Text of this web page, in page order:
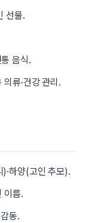
선물.
통 음식.
의류·건강 관리.
)·하양(고인 추모).
이름.
동.